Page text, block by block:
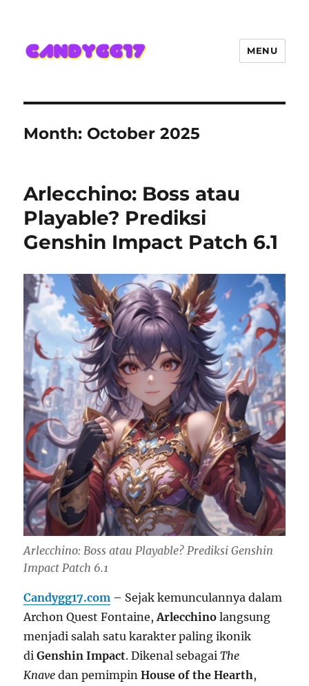
Hadir Semakin Mantap Jackpot
MENU
Month: October 2025
Arlecchino: Boss atau
Playable? Prediksi
Genshin Impact Patch 6.1
Arlecchino: Boss atau Playable? Prediksi Genshin
Impact Patch 6.1
Candygg17.com – Sejak kemunculannya dalam
Archon Quest Fontaine,Arlecchino langsung
menjadi salah satu karakter paling ikonik
diGenshin Impact. Dikenal sebagaiThe
Knave dan pemimpinHouse of the Hearth,